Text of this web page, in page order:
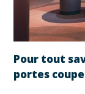
Pour tout
portes